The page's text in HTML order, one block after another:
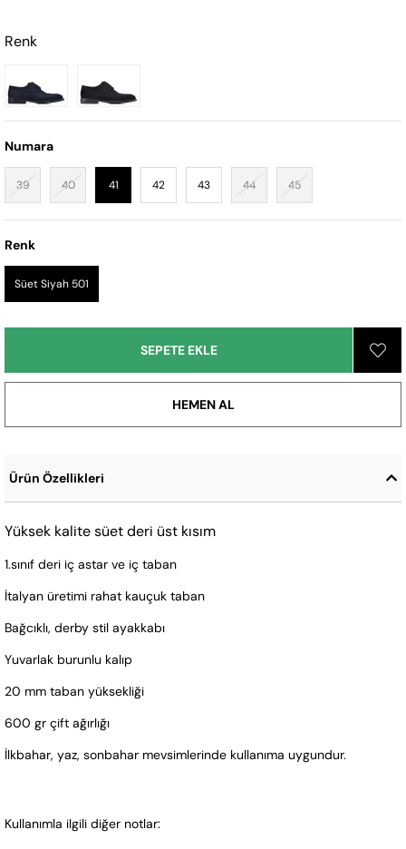
Renk
Numara
39 40 41 42 43 44 45
Renk
Süet Siyah 501
Ürün Özellikleri
Yüksek kalite süet deri üst kısım
1.sınıf deri iç astar ve iç taban
İtalyan üretimi rahat kauçuk taban
Bağcıklı, derby stil ayakkabı
Yuvarlak burunlu kalıp
20 mm taban yüksekliği
600 gr çift ağırlığı
İlkbahar, yaz, sonbahar mevsimlerinde kullanıma uygundur.
Kullanımla ilgili diğer notlar: